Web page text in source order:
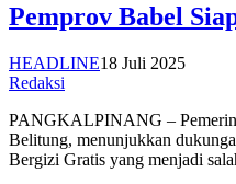
Pemprov Babel
HEADLINE18 Juli 2025
Redaksi
PANGKALPINANG –
Belitung, menunjukkan
Bergizi Gratis yang menjadi